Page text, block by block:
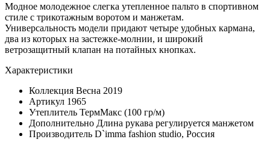
Модное молодежное слегка утепленное пальто в спортивном
стиле с трикотажным воротом и манжетам.
Универсальность модели придают четыре удобных кармана,
два из которых на застежке-молнии, и широкий
ветрозащитный клапан на потайных кнопках.
Характеристики
Коллекция Весна 2019
Артикул 1965
Утеплитель ТермМакс (100 гр/м)
Дополнительно Длина рукава регулируется манжетом
Производитель D`imma fashion studio, Россия